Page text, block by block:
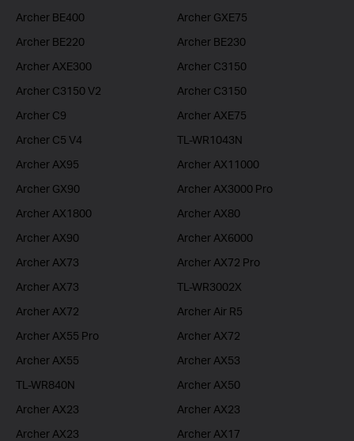
Archer BE400
Archer GXE75
Archer BE220
Archer BE230
Archer AXE300
Archer C3150
Archer C3150 V2
Archer C3150
Archer C9
Archer AXE75
Archer C5 V4
TL-WR1043N
Archer AX95
Archer AX11000
Archer GX90
Archer AX3000 Pro
Archer AX1800
Archer AX80
Archer AX90
Archer AX6000
Archer AX73
Archer AX72 Pro
Archer AX73
TL-WR3002X
Archer AX72
Archer Air R5
Archer AX55 Pro
Archer AX72
Archer AX55
Archer AX53
TL-WR840N
Archer AX50
Archer AX23
Archer AX23
Archer AX23
Archer AX17